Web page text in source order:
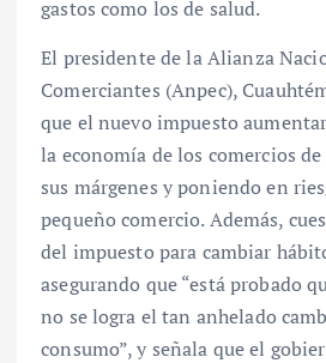
gastos como los de salud.
El presidente de la Alianza
Comerciantes (Anpec),
que el nuevo impuesto
la economía de los comercios
sus márgenes y poniendo en
pequeño comercio. Además,
del impuesto para cambiar
asegurando que “está probado
no se logra el tan anhelado
consumo”, y señala que el